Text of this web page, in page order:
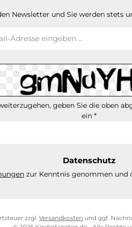
Newsletter und Sie werden
geben Sie die oben
ein *
Datenschutz
zur Kenntnis genommen und
zzgl. Versandkosten und ggf.